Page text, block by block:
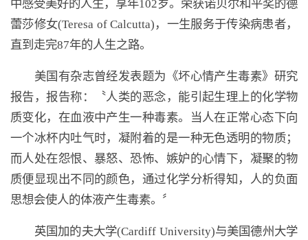
中感受美好的人生，享年102岁。荣获诺贝尔和平奖的德
蕾莎修女(Teresa of Calcutta)，一生服务于传染病患者，
直到走完87年的人生之路。
美国有杂志曾经发表题为《坏心情产生毒素》研究
报告，报告称：〝人类的恶念，能引起生理上的化学物
质变化，在血液中产生一种毒素。当人在正常心态下向
一个冰杯内吐气时，凝附着的是一种无色透明的物质；
而人处在怨恨、暴怒、恐怖、嫉妒的心情下，凝聚的物
质便显现出不同的颜色，通过化学分析得知，人的负面
思想会使人的体液产生毒素。〞
英国加的夫大学(Cardiff University)与美国德州大学